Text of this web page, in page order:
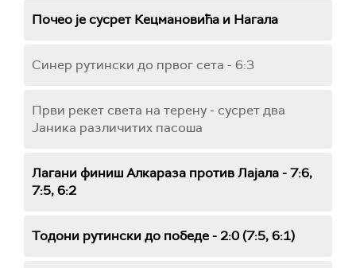
Почео је сусрет Кецмановића и Нагала
Синер рутински до првог сета - 6:3
Први рекет света на терену - сусрет два
Јаника различитих пасоша
Лагани финиш Алкараза против Лајала - 7:6,
7:5, 6:2
Тодони рутински до победе - 2:0 (7:5, 6:1)